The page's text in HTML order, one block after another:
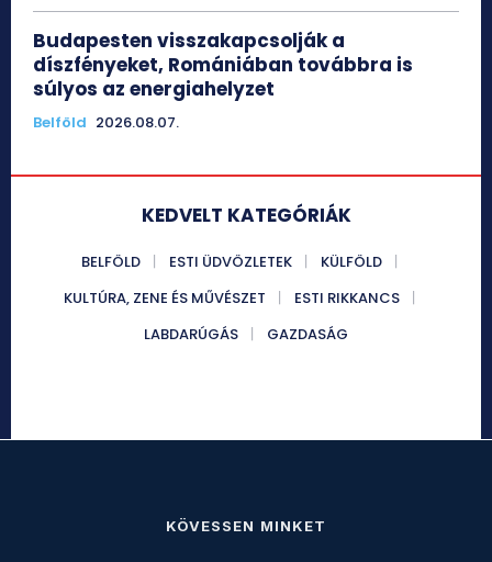
Budapesten visszakapcsolják a
díszfényeket, Romániában továbbra is
súlyos az energiahelyzet
Belföld 2026.08.07.
KEDVELT KATEGÓRIÁK
BELFÖLD ESTI ÜDVÖZLETEK
KÜLFÖLD
KULTÚRA, ZENE ÉS MŰVÉSZET
ESTI RIKKANCS
LABDARÚGÁS
GAZDASÁG
KÖVESSEN MINKET